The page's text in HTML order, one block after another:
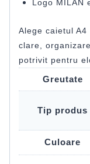
Logo MILAN
Alege caietul
clare,
potrivit pentru
Greutate
Tip produs
Culoare